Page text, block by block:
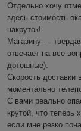
Отдельно хочу
здесь стоимость
накруток!
Магазину —
отвечает на все
дотошные).
Скорость доставки
моментально
С вами реально
крутой, что теперь
если мне резко